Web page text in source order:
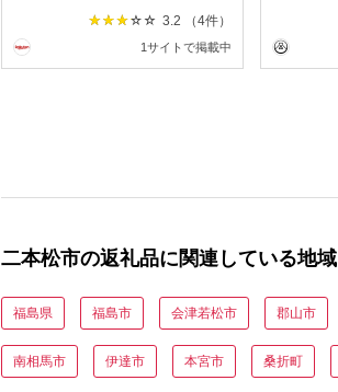
り寄せ グルメ 牛丼 炒めも
の ギフト プレゼント おす
すめ お歳暮 二本松市 福島
3.2 （4件）
1サイトで掲載中
二本松市の返礼品に関連している地域
福島県 福島市 会津若松市 郡山市
南相馬市 伊達市 本宮市 桑折町